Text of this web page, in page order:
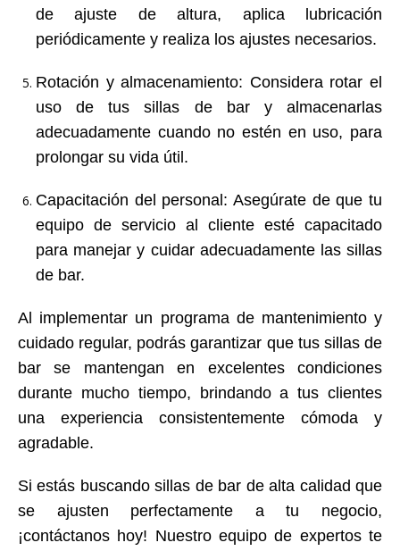
de ajuste de altura, aplica lubricación
periódicamente y realiza los ajustes necesarios.
Rotación y almacenamiento: Considera rotar el
uso de tus sillas de bar y almacenarlas
adecuadamente cuando no estén en uso, para
prolongar su vida útil.
Capacitación del personal : Asegúrate de que tu
equipo de servicio al cliente esté capacitado
para manejar y cuidar adecuadamente las sillas
de bar.
Al implementar un programa de mantenimiento y
cuidado regular, podrás garantizar que tus sillas de
bar se mantengan en excelentes condiciones
durante mucho tiempo, brindando a tus clientes
una experiencia consistentemente cómoda y
agradable.
Si estás buscando sillas de bar de alta calidad que
se ajusten perfectamente a tu negocio,
¡contáctanos hoy! Nuestro equipo de expertos te